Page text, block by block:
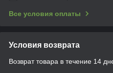
Все условия оплаты
Условия возврата
Возврат товара в течение 14